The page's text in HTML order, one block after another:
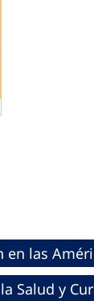
las
Salud y